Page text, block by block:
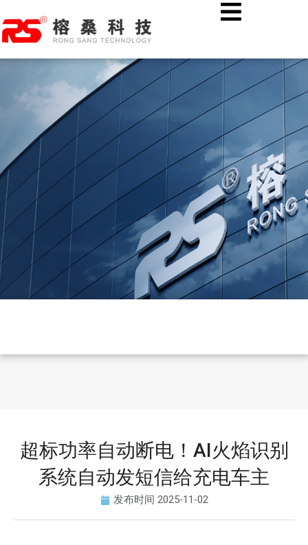
至
内
容
智能布控 “硬实力”：超高清布控球
超标功率自动断电！AI火焰识别
系统自动发短信给充电车主
发布时间 2025-11-02